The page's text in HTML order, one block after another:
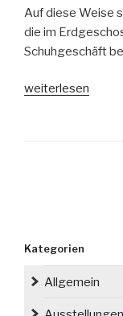
Auf diese Weise
die im
Schuhgeschäft
„Neue
weiterlesen
Kategorien
Allgemein